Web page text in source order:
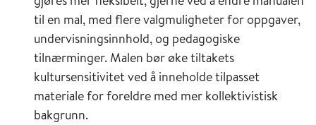
til en mal, med flere valgmuligheter for oppgaver,
undervisningsinnhold, og pedagogiske
tilnærminger. Malen bør øke tiltakets
kultursensitivitet ved å inneholde tilpasset
materiale for foreldre med mer kollektivistisk
bakgrunn.